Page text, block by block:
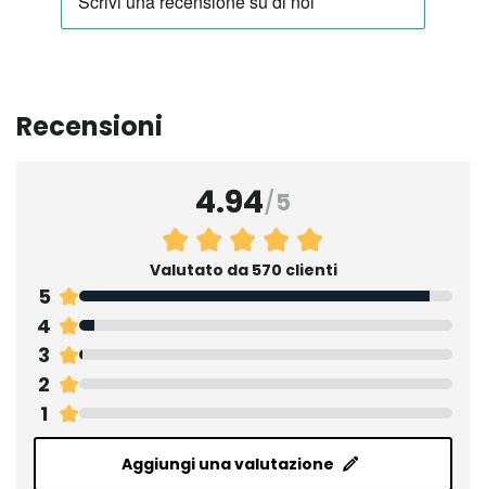
Recensioni
4.94/5
Valutato da 570 clienti
5
4
3
2
1
Aggiungi una valutazione